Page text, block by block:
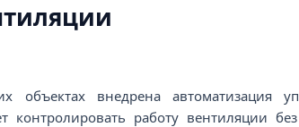
внедрена автоматизация
контролировать работу вентиляции